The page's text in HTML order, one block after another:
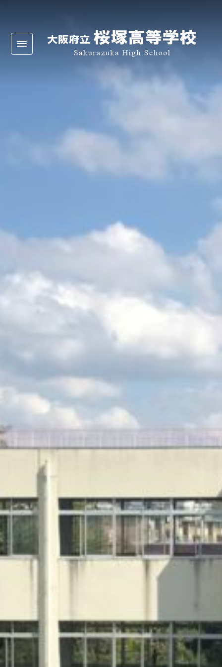
/home/sakurazuka/sakurazuka.ed.jp/public_html/wp-conten
t/themes/sakurazuka_2020/header.php
on line229 Warning